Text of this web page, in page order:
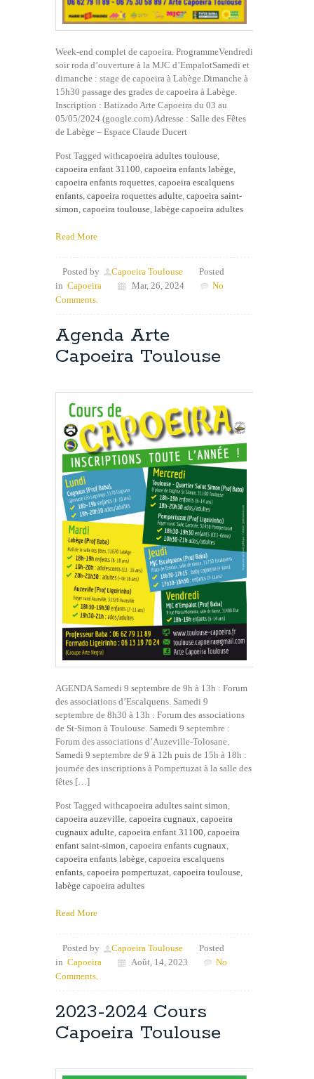
Week-end complet de capoeira. ProgrammeVendredi
soir roda d’ouverture à la MJC d’EmpalotSamedi et
dimanche : stage de capoeira à Labège.Dimanche à
15h30 passage des grades de capoeira à Labège.
Inscription : Batizado Arte Capoeira du 03 au
05/05/2024 (google.com) Adresse : Salle des Fêtes
de Labège – Espace Claude Ducert
Post Tagged withcapoeira adultes toulouse
capoeira enfant 31100 capoeira enfants labège
capoeira enfants roquettes capoeira escalquens
enfants capoeira roquettes adulte capoeira saint-
simon capoeira toulouse labège capoeira adultes
Read More
Posted by Capoeira Toulouse
Posted
in Capoeira Mar, 26, 2024
No
Comments.
Agenda Arte
Capoeira Toulouse
AGENDA Samedi 9 septembre de 9h à 13h : Forum
des associations d’Escalquens. Samedi 9
septembre de 8h30 à 13h : Forum des associations
de St-Simon à Toulouse. Samedi 9 septembre :
Forum des associations d’Auzeville-Tolosane.
Samedi 9 septembre de 9 à 12h puis de 15h à 18h :
journée des inscriptions à Pompertuzat à la salle des
fêtes […]
Post Tagged withcapoeira adultes saint simon,
capoeira auzeville, capoeira cugnaux, capoeira
cugnaux adulte, capoeira enfant 31100, capoeira
enfant saint-simon, capoeira enfants cugnaux,
capoeira enfants labège, capoeira escalquens
enfants, capoeira pompertuzat, capoeira toulouse,
labège capoeira adultes
Read More
Posted by Capoeira Toulouse
Posted
in Capoeira Août, 14, 2023
No
Comments.
2023-2024 Cours
Capoeira Toulouse